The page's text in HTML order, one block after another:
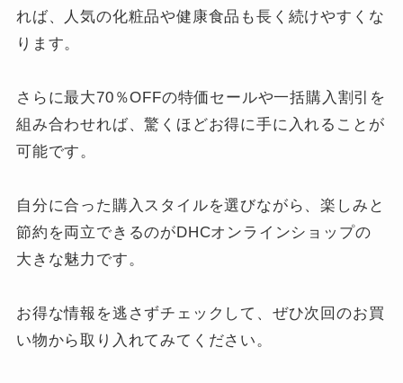
れば、人気の化粧品や健康食品も長く続けやすくな
ります。
さらに最大70％OFFの特価セールや一括購入割引を
組み合わせれば、驚くほどお得に手に入れることが
可能です。
自分に合った購入スタイルを選びながら、楽しみと
節約を両立できるのがDHCオンラインショップの
大きな魅力です。
お得な情報を逃さずチェックして、ぜひ次回のお買
い物から取り入れてみてください。